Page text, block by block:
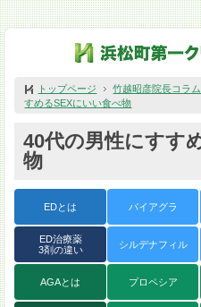
トップページ 竹越昭彦院長コラム
すめるSEXにいい食べ物
40代の男性にすす
物
EDとは バイアグラ
ED治療薬
3剤の違い
シルデナフィル
AGAとは プロペシア